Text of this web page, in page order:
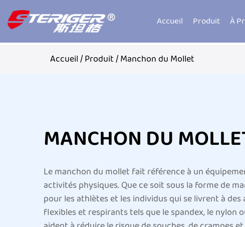
Accueil Produit À
Accueil/Produit/Manchon du Mollet
MANCHON DU
Le manchon du mollet fait référence à un
activités physiques. Que ce soit sous la forme de
pour les athlètes et les individus qui se livrent à
flexibles et respirants tels que le spandex, le nylon